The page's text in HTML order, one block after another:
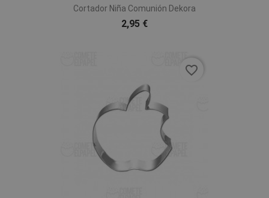
Cortador Niña Comunión Dekora
2,95 €
favorite_border